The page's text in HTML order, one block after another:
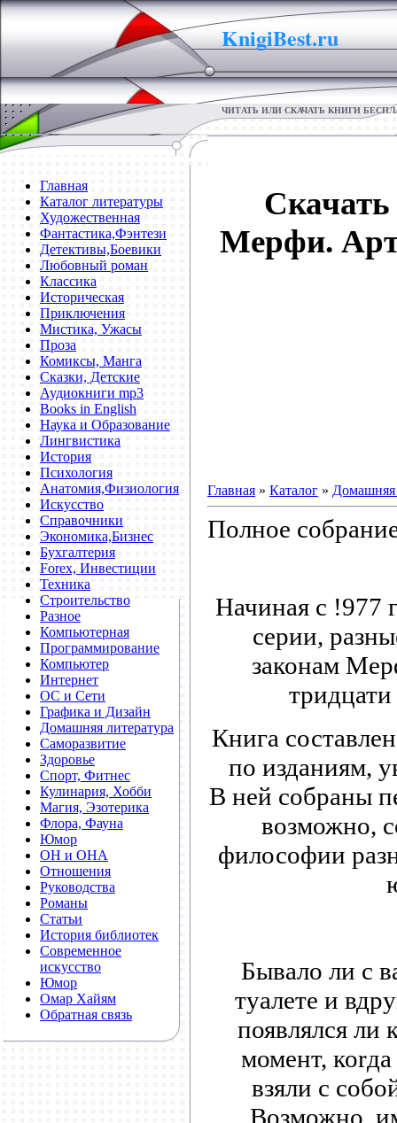
KnigiBest.ru
ЧИТАТЬ ИЛИ СКАЧАТЬ КНИГИ
Главная
Каталог литературы
Художественная
Фантастика,Фэнтези
Детективы,Боевики
Любовный роман
Классика
Историческая
Приключения
Мистика, Ужасы
Проза
Комиксы, Манга
Сказки, Детские
Аудиокниги mp3
Books in English
Наука и Образование
Лингвистика
История
Психология
Анатомия,Физиология
Искусство
Справочники
Экономика,Бизнес
Бухгалтерия
Forex, Инвестиции
Техника
Строительство
Разное
Компьютерная
Программирование
Компьютер
Интернет
ОС и Сети
Графика и Дизайн
Домашняя литература
Саморазвитие
Здоровье
Спорт, Фитнес
Кулинария, Хобби
Магия, Эзотерика
Флора, Фауна
Юмор
ОН и ОНА
Отношения
Руководства
Романы
Статьи
История библиотек
Современное
искусство
Юмор
Омар Хайям
Обратная связь
Мерфи.
Главная » Каталог » Домашняя
Полное
Начиная с !977
серии,
законам
Книга
по изданиям,
В ней собраны
возможно,
философии
Бывало ли с
тyaлете и
появлялся ли
момент,
взяли с
Возможно,